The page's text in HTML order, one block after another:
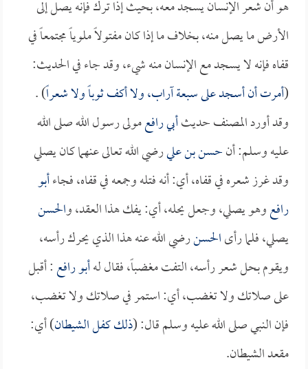
هو أن شعر الإنسان يسجد معه، بحيث إذا ترك فإنه يصل إلى
الأرض ما يصل منه، بخلاف ما إذا كان مفتولاً ملوياً مجتمعاً في
قفاه فإنه لا يسجد مع الإنسان منه شيء، وقد جاء في الحديث:
(أمرت أن أسجد على سبعة آراب، ولا أكف ثوباً ولا شعراً) .
وقد أورد المصنف حديثأبي رافعمولى رسول الله صلى الله
عليه وسلم: أنحسن بن عليرضي الله تعالى عنهما كان يصلي
وقد غرز شعره في قفاه، أي: أنه فتله وجمعه في قفاه، فجاءأبو
رافعوهو يصلي، وجعل يحله، أي: يفك هذا العقد، والحسن
يصلي، فلما رأىالحسنرضي الله عنه هذا الذي يحرك رأسه،
ويقوم بحل شعر رأسه، التفت مغضباً، فقال لهأبو رافع: أقبل
على صلاتك ولا تغضب، أي: استمر في صلاتك ولا تغضب،
فإن النبي صلى الله عليه وسلم قال: (ذلك كفل الشيطان) أي:
مقعد الشيطان.